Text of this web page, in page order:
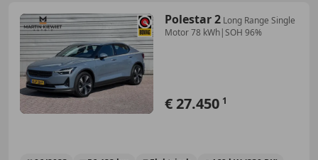
Polestar 2 Long Range Single
Motor 78 kWh|SOH 96%
€ 27.450 1